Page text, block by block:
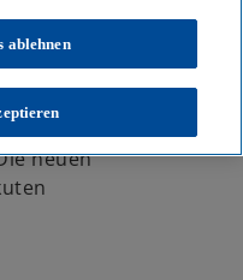
30. Mai 2024 neue
Geldwäsche und
Die
den Kreis der
ab 2027 auch
neuen
ablehnen